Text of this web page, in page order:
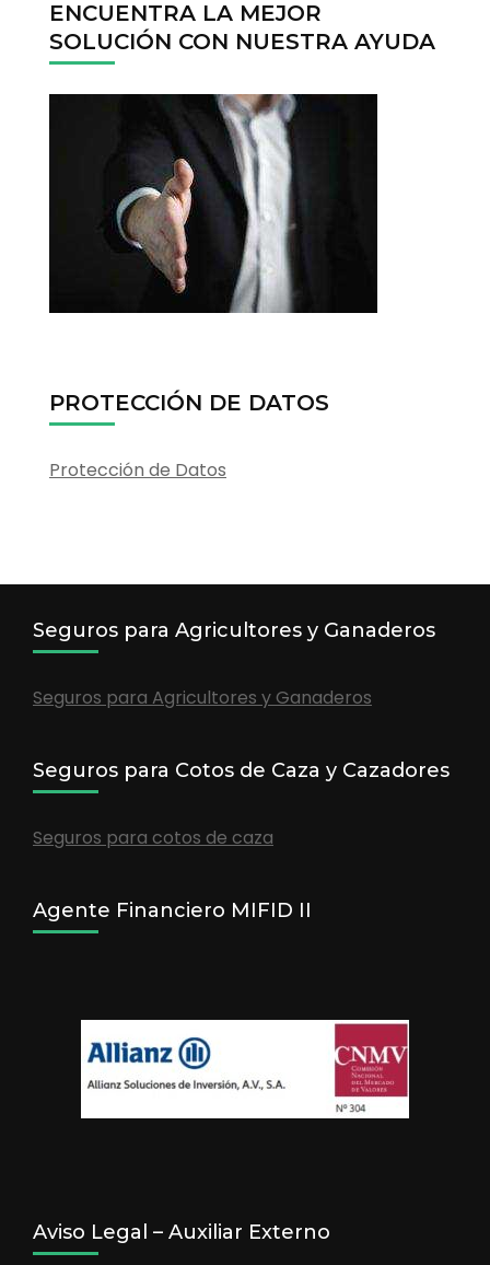
ENCUENTRA LA MEJOR
SOLUCIÓN CON NUESTRA AYUDA
PROTECCIÓN DE DATOS
Protección de Datos
Seguros para Agricultores y Ganaderos
Seguros para Agricultores y Ganaderos
Seguros para Cotos de Caza y Cazadores
Seguros para cotos de caza
Agente Financiero MIFID II
Aviso Legal – Auxiliar Externo